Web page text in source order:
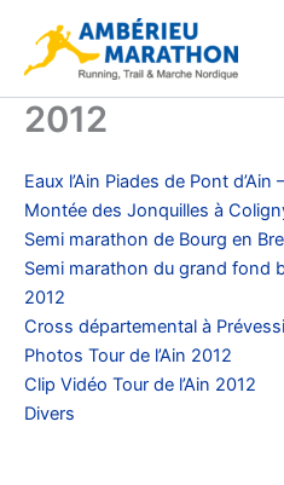
contenu
2012
Eaux l’Ain Piades de Pont d’Ain
Montée des Jonquilles à
Semi marathon de Bourg en
Semi marathon du grand fond
2012
Cross départemental à
Photos Tour de l’Ain 2012
Clip Vidéo Tour de l’Ain 2012
Divers